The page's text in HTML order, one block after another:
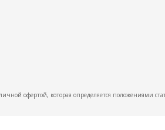
офертой, которая определяется положениями